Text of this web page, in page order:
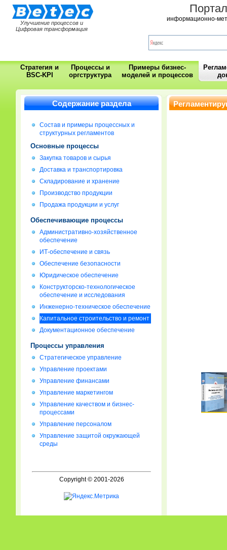
Улучшение процессов и
Цифровая трансформация
информационно-
Стратегия и
BSC-KPI
Процессы и
оргструктура
Примеры бизнес-
моделей и процессов
Содержание раздела
Состав и примеры процессных и
структурных регламентов
Основные процессы
Закупка товаров и сырья
Доставка и транспортировка
Складирование и хранение
Производство продукции
Продажа продукции и услуг
Обеспечивающие процессы
Административно-хозяйственное
обеспечение
ИТ-обеспечение и связь
Обеспечение безопасности
Юридическое обеспечение
Конструкторско-технологическое
обеспечение и исследования
Инженерно-техническое обеспечение
Капитальное строительство и ремонт
Документационное обеспечение
Процессы управления
Стратегическое управление
Управление проектами
Управление финансами
Управление маркетингом
Управление качеством и бизнес-
процессами
Управление персоналом
Управление защитой окружающей
среды
Copyright © 2001-2026